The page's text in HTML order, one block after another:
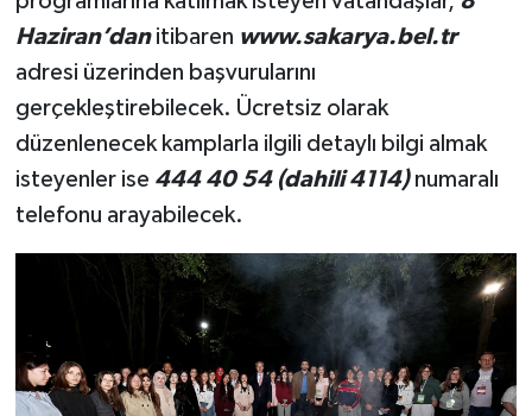
Haziran’danitibaren www.sakarya.bel.tr
adresi üzerinden başvurularını
gerçekleştirebilecek. Ücretsiz olarak
düzenlenecek kamplarla ilgili detaylı bilgi almak
isteyenler ise 444 40 54 (dahili 4114)numaralı
telefonu arayabilecek.